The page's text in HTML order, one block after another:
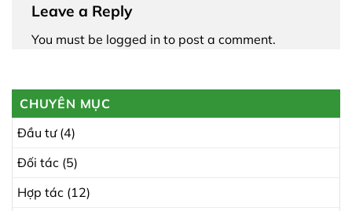
Leave a Reply
You must be logged in to post a comment.
CHUYÊN MỤC
Đầu tư(4)
Đối tác (5)
Hợp tác (12)